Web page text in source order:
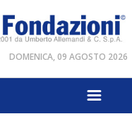
DOMENICA, 09 AGOSTO 2026